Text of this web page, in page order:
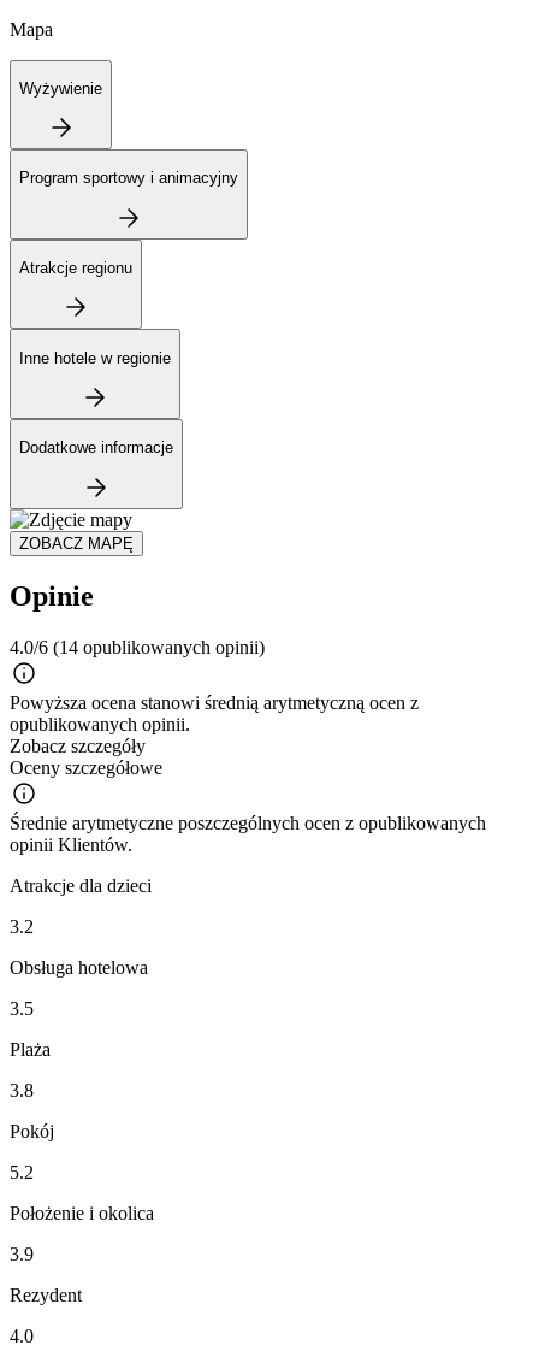
Mapa
Wyżywienie
Program sportowy i animacyjny
Atrakcje regionu
Inne hotele w regionie
Dodatkowe informacje
ZOBACZ MAPĘ
Opinie
4.0/6 (14 opublikowanych opinii)
Powyższa ocena stanowi średnią arytmetyczną ocen z
opublikowanych opinii.
Zobacz szczegóły
Oceny szczegółowe
Średnie arytmetyczne poszczególnych ocen z opublikowanych
opinii Klientów.
Atrakcje dla dzieci
3.2
Obsługa hotelowa
3.5
Plaża
3.8
Pokój
5.2
Położenie i okolica
3.9
Rezydent
4.0